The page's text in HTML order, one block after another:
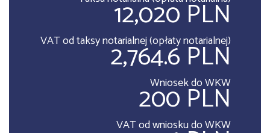
12,020 PLN
VAT od taksy notarialnej (opłaty notarialnej)
2,764.6 PLN
Wniosek do WKW
200 PLN
VAT od wniosku do WKW